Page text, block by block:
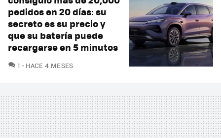
pedidos en 20 días: su
secreto es su precio y
que su batería puede
recargarse en 5 minutos
1 COMENTARIOS
HACE 4 MESES